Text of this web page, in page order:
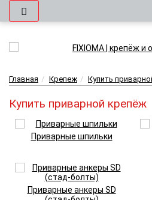
Главная Крепеж Купить
Купить приварной крепёж
Приварные шпильки
Приварные анкеры SD